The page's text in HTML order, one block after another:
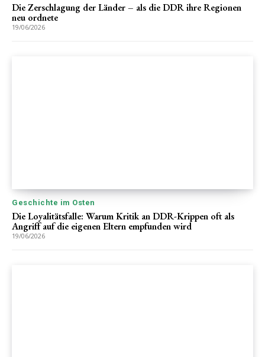
Die Zerschlagung der Länder – als die DDR ihre Regionen
neu ordnete
19/06/2026
Geschichte im Osten
Die Loyalitätsfalle: Warum Kritik an DDR-Krippen oft als
Angriff auf die eigenen Eltern empfunden wird
19/06/2026